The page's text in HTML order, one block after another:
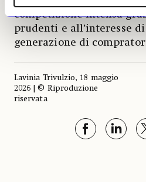
competizione intensa
prudenti e all’interesse
generazione di
Lavinia Trivulzio, 18 maggio
2026 | © Riproduzione
riservata